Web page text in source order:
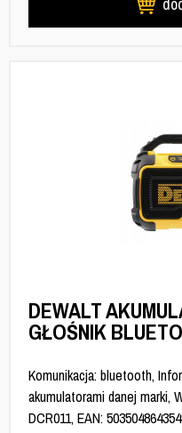
DEWALT
GŁOŚNIK
Komunikacja: bluetooth,
akumulatorami danej marki,
DCR011, EAN: